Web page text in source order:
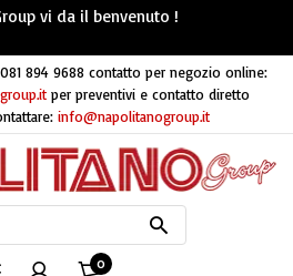
vi da il benvenuto !
894 9688 contatto per negozio online:
per preventivi e contatto diretto
info@napolitanogroup.it
0